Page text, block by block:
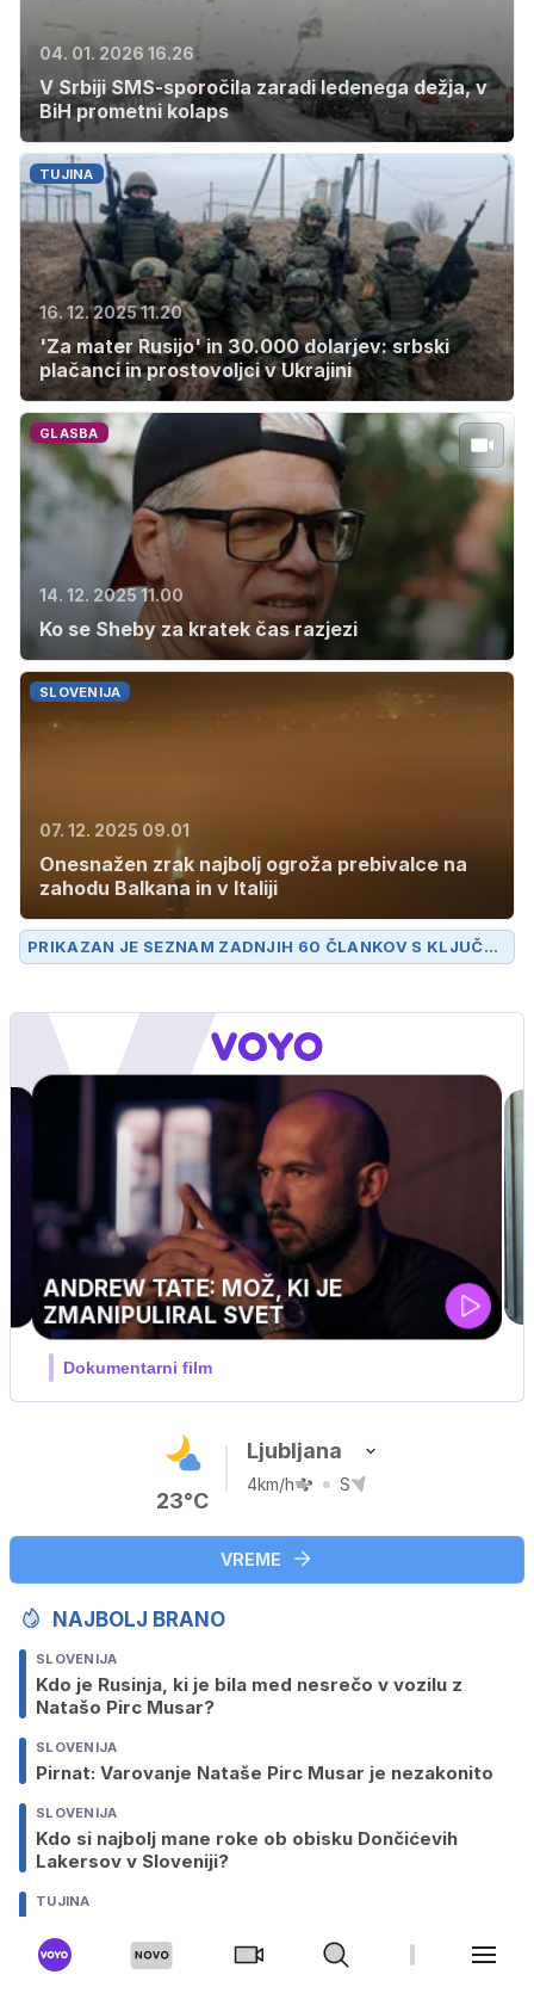
04. 01. 2026 16.26
V Srbiji SMS-sporočila zaradi ledenega dežja, v
BiH prometni kolaps
TUJINA
16. 12. 2025 11.20
'Za mater Rusijo' in 30.000 dolarjev: srbski
plačanci in prostovoljci v Ukrajini
GLASBA
14. 12. 2025 11.00
Ko se Sheby za kratek čas razjezi
SLOVENIJA
07. 12. 2025 09.01
Onesnažen zrak najbolj ogroža prebivalce na
zahodu Balkana in v Italiji
PRIKAZAN JE SEZNAM ZADNJIH 60 ČLANKOV S KLJUČN
O BESEDOBALKAN.
MOJ PRIJATELJ PINGVIN
Film meseca / družinski, pustolovski
23°C
Ljubljana
4km/h S
VREME
NAJBOLJ BRANO
SLOVENIJA
Kdo je Rusinja, ki je bila med nesrečo v vozilu z
Natašo Pirc Musar?
SLOVENIJA
Pirnat: Varovanje Nataše Pirc Musar je nezakonito
SLOVENIJA
Kdo si najbolj mane roke ob obisku Dončićevih
Lakersov v Sloveniji?
TUJINA
skalami, ven skočili reševalci